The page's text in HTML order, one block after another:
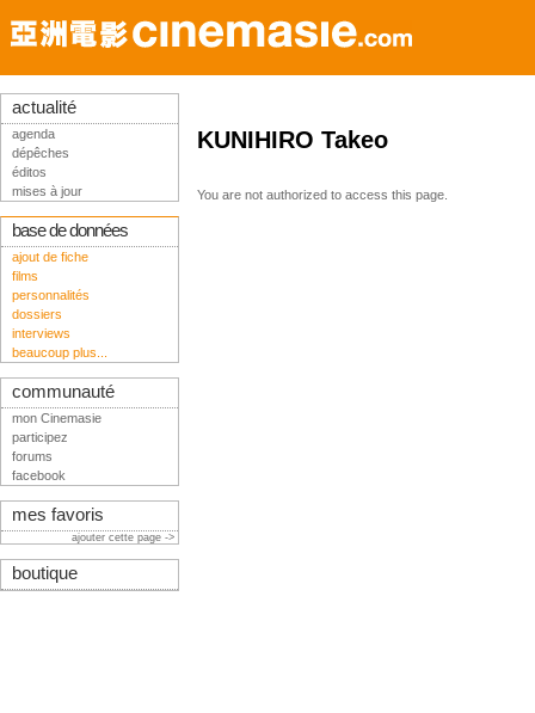
KUNIHIRO Takeo
You are not authorized to access this page.
actualité
agenda
dépêches
éditos
mises à jour
base de données
ajout de fiche
films
personnalités
dossiers
interviews
beaucoup plus...
communauté
mon Cinemasie
participez
forums
facebook
mes favoris
ajouter cette page ->
boutique